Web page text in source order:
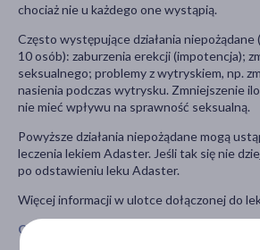
chociaż nie u każdego one wystąpią.
Często występujące działania niepożądane
10 osób): zaburzenia erekcji (impotencja);
seksualnego; problemy z wytryskiem, np.
nasienia podczas wytrysku. Zmniejszenie
nie mieć wpływu na sprawność seksualną.
Powyższe działania niepożądane mogą
leczenia lekiem Adaster. Jeśli tak się nie
po odstawieniu leku Adaster.
Więcej informacji w ulotce dołączonej do
Ostrzeżenia i środki ostrożności